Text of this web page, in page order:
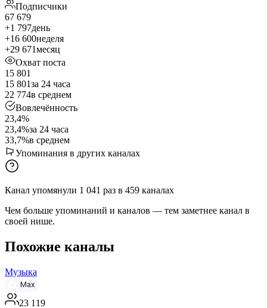
Подписчики
67 679
+1 797день
+16 600неделя
+29 671месяц
Охват поста
15 801
15 801за 24 часа
22 774в среднем
Вовлечённость
23,4%
23,4%за 24 часа
33,7%в среднем
Упоминания в других каналах
Канал упомянули 1 041 раз в 459 каналах
Чем больше упоминаний и каналов — тем заметнее канал в
своей нише.
Похожие каналы
Музыка
Max
23 119